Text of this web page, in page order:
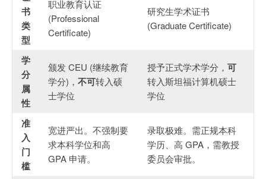
书
类
型
职业教育认证
(Professional
Certificate)
研究生学术证书
(Graduate Certificate)
学
分
属
性
颁发 CEU (继续教育
学分)， 不可转入硕
士学位
授予正式学术学分， 可
转入斯坦福计算机硕士
学位
准
入
门
槛
宽进严出。不强制要
求本科学位和高
GPA 申请。
录取极难。需正规本科
学历、高 GPA，需教授
委员会审批。